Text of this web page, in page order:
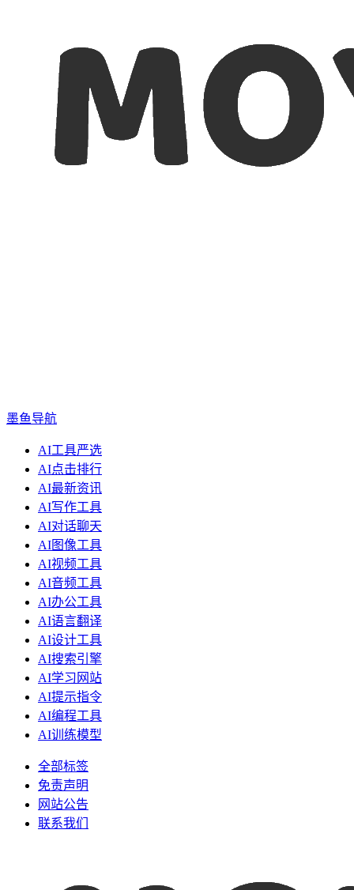
墨鱼导航
AI工具严选
AI点击排行
AI最新资讯
AI写作工具
AI对话聊天
AI图像工具
AI视频工具
AI音频工具
AI办公工具
AI语言翻译
AI设计工具
AI搜索引擎
AI学习网站
AI提示指令
AI编程工具
AI训练模型
全部标签
免责声明
网站公告
联系我们